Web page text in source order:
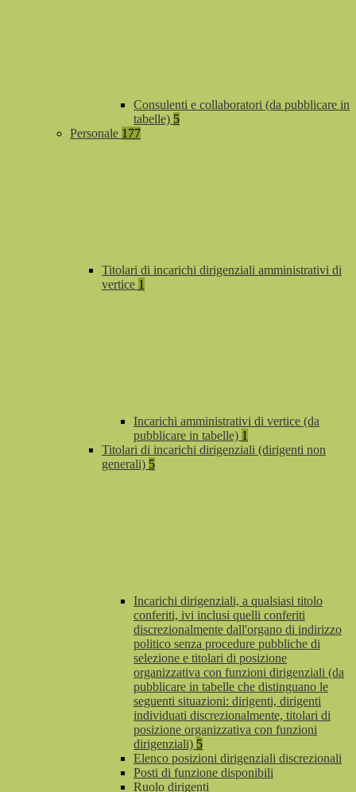
Consulenti e collaboratori (da pubblicare in
tabelle) 5
Personale 177
Titolari di incarichi dirigenziali amministrativi di
vertice 1
Incarichi amministrativi di vertice (da
pubblicare in tabelle) 1
Titolari di incarichi dirigenziali (dirigenti non
generali) 5
Incarichi dirigenziali, a qualsiasi titolo
conferiti, ivi inclusi quelli conferiti
discrezionalmente dall'organo di indirizzo
politico senza procedure pubbliche di
selezione e titolari di posizione
organizzativa con funzioni dirigenziali (da
pubblicare in tabelle che distinguano le
seguenti situazioni: dirigenti, dirigenti
individuati discrezionalmente, titolari di
posizione organizzativa con funzioni
dirigenziali) 5
Elenco posizioni dirigenziali discrezionali
Posti di funzione disponibili
Ruolo dirigenti